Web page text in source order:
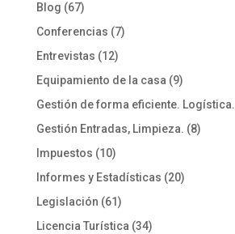
Blog (67)
Conferencias (7)
Entrevistas (12)
Equipamiento de la casa (9)
Gestión de forma eficiente. Logística.
Gestión Entradas, Limpieza. (8)
Impuestos (10)
Informes y Estadísticas (20)
Legislación (61)
Licencia Turística (34)